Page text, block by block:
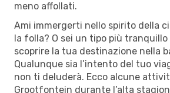
meno affollati.
Ami immergerti nello spirito della
la folla? O sei un tipo più
scoprire la tua destinazione nella
Qualunque sia l’intento del tuo
non ti deluderà. Ecco alcune
Grootfontein durante l’alta